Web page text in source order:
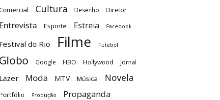
Cultura Desenho Diretor
Entrevista Esporte Estreia Facebook
Festival do Rio Filme Futebol
Globo Google HBO Hollywood Jornal
Lazer Moda MTV Música Novela
Produção Propaganda